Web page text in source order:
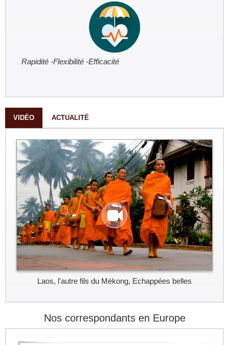
Rapidité -Flexibilité -Efficacité
VIDÉO ACTUALITÉ
Laos, l'autre fils du Mékong, Echappées belles
Nos correspondants en Europe